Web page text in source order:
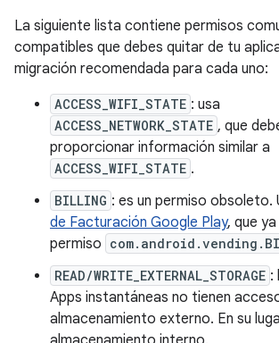
La siguiente lista contiene permisos
compatibles que debes quitar de tu
migración recomendada para cada uno:
ACCESS_WIFI_STATE : usa
ACCESS_NETWORK_STATE , que
proporcionar información similar a
ACCESS_WIFI_STATE .
BILLING : es un permiso obsoleto.
de Facturación Google Play, que
permiso
READ/WRITE_EXTERNAL_STORAGE :
Apps instantáneas no tienen
almacenamiento externo. En su